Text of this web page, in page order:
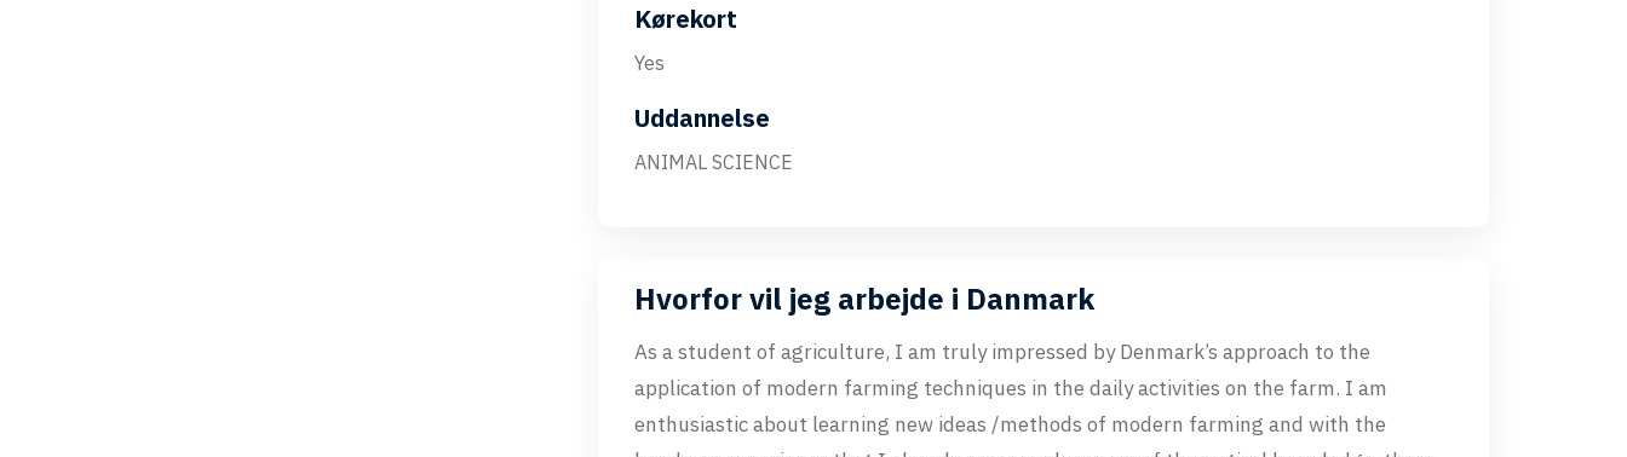
Kørekort
Yes
Uddannelse
ANIMAL SCIENCE
Hvorfor vil jeg arbejde i Danmark
As a student of agriculture, I am truly impressed by Denmark’s approach to the
application of modern farming techniques in the daily activities on the farm. I am
enthusiastic about learning new ideas /methods of modern farming and with the